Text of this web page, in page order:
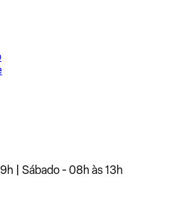
| Sábado - 08h às 13h